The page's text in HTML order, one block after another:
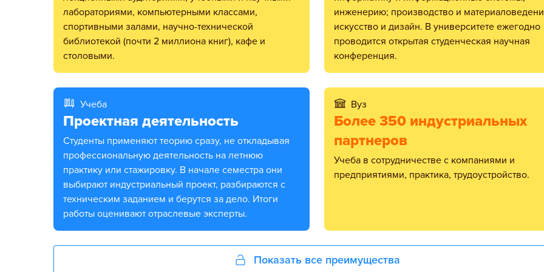
лабораториями, компьютерными классами,
спортивными залами, научно-технической
библиотекой (почти 2 миллиона книг), кафе и
столовыми.
инженерию; производство и
искусство и дизайн. В университете ежегодно
проводится открытая студенческая научная
конференция.
Учеба
Проектная деятельность
Студенты применяют теорию сразу, не откладывая
профессиональную деятельность на летнюю
практику или стажировку. В начале семестра они
выбирают индустриальный проект, разбираются с
техническим заданием и берутся за дело. Итоги
работы оценивают отраслевые эксперты.
Вуз
Более 350 индустриальных
партнеров
Учеба в сотрудничестве с компаниями и
предприятиями, практика, трудоустройство.
Показать все преимущества